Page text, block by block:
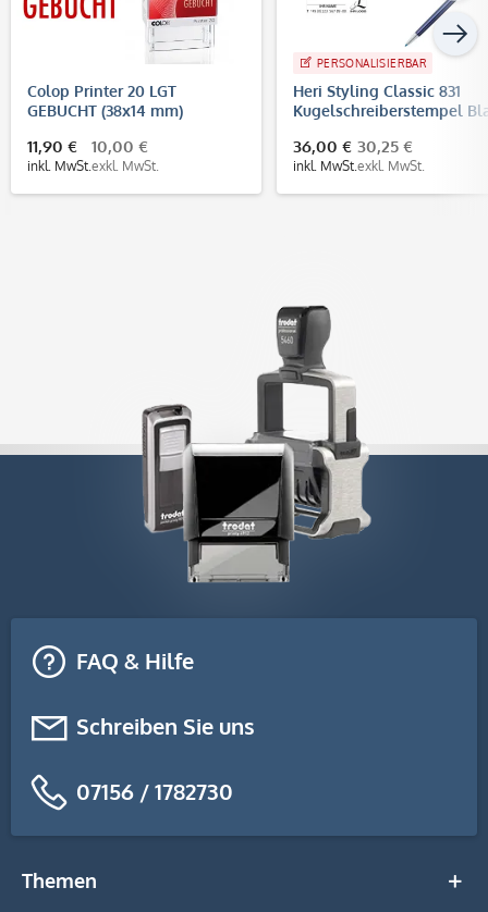
Colop Printer 20 LGT
GEBUCHT (38x14 mm)
11,90 €
inkl. MwSt.
10,00 €
exkl. MwSt.
PERSONALISIERBAR
Heri Styling Classic 831
Kugelschreiberstempel
36,00 €
inkl. MwSt.
30,25 €
exkl. MwSt.
FAQ & Hilfe
Schreiben Sie uns
07156 / 1782730
Themen